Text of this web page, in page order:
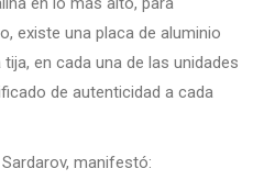
existe una placa de aluminio
en cada una de las unidades
de autenticidad a cada
manifestó: